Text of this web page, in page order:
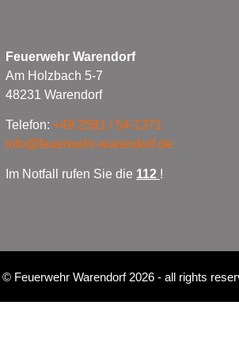
Feuerwehr Warendorf
Am Holzbach 5-7
48231 Warendorf
Telefon: +49 2581 / 54-1371
info@feuerwehr-warendorf.de
Im Notfall rufen Sie die 112 !
© Feuerwehr Warendorf 2026- all rights